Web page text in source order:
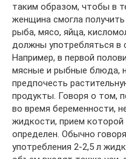
таким образом, чтобы в
женщина смогла
рыба, мясо, яйца,
должны употребляться в
Например, в первой
мясные и рыбные блюда,
предпочесть
продукты. Говоря о том,
во время беременности,
жидкости, прием
определен. Обычно
употребления 2-2,5 л